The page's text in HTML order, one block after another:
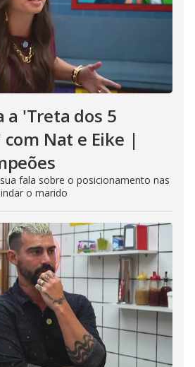
a 'Treta dos 5
Nat e Eike |
fala sobre o posicionamento nas
o marido